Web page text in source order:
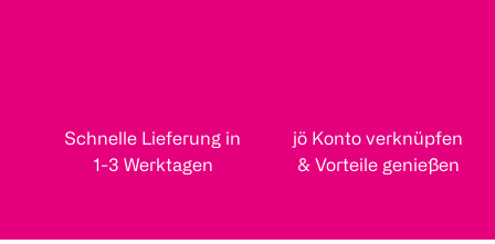
Schnelle Lieferung in
1-3 Werktagen
jö Konto verknüpfen
& Vorteile genießen